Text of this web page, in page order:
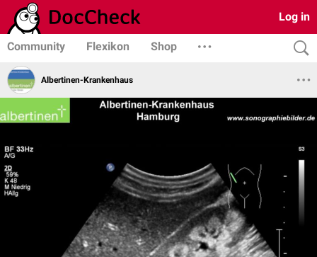
Log in
Community Flexikon Shop
Albertinen-Krankenhaus